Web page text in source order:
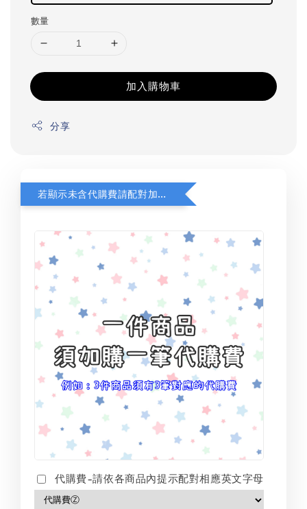
數量
加入購物車
分享
若顯示未含代購費請配對加購(未加購視同無效訂單)
代購費-請依各商品內提示配對相應英文字母